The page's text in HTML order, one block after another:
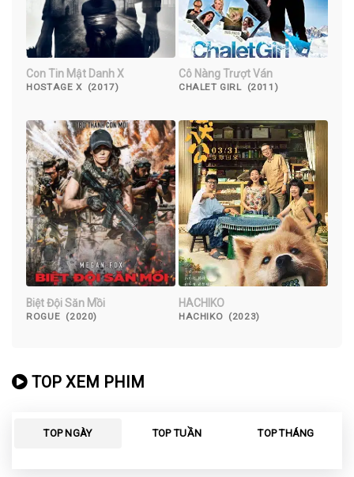
Con Tin Mật Danh X
HOSTAGE X (2017)
Cô Nàng Trượt Ván
CHALET GIRL (2011)
Biệt Đội Săn Mồi
ROGUE (2020)
HACHIKO
HACHIKO (2023)
TOP XEM PHIM
TOP NGÀY TOP TUẦN TOP THÁNG